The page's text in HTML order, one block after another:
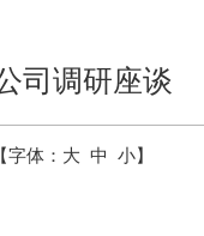
司调研座谈
体： 大 中 小】